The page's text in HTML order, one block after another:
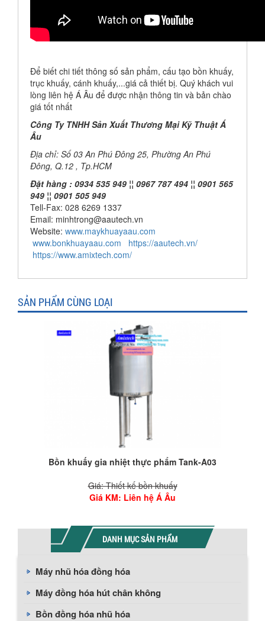
Để biết chi tiết thông số sản phẩm, cấu tạo bồn khuấy,
trục khuấy, cánh khuấy,...giá cả thiết bị. Quý khách vui
lòng liên hệ Á Âu để được nhận thông tin và bản chào
giá tốt nhất
Công Ty TNHH Sản Xuất Thương Mại Kỹ Thuật Á
Âu
Địa chỉ: Số 03 An Phú Đông 25, Phường An Phú
Đông, Q.12 , Tp.HCM
Đặt hàng : 0934 535 949 ¦¦ 0967 787 494 ¦¦ 0901 565
949 ¦¦ 0901 505 949
Tell-Fax: 028 6269 1337
Email: minhtrong@aautech.vn
Website: www.maykhuayaau.com
www.bonkhuayaau.com
https://aautech.vn/
https://www.amixtech.com/
SẢN PHẨM CÙNG LOẠI
Bồn khuấy gia nhiệt Amix-B01
Giá: Thiết kế bồn khuấy
Giá KM: Liên hệ Á Âu
DANH MỤC SẢN PHẨM
Máy nhũ hóa đồng hóa
Máy đồng hóa hút chân không
Bồn đồng hóa nhũ hóa